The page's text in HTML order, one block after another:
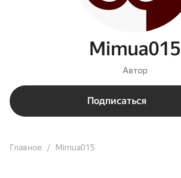
Mimua015
Автор
Подписаться
Главное Mimua015